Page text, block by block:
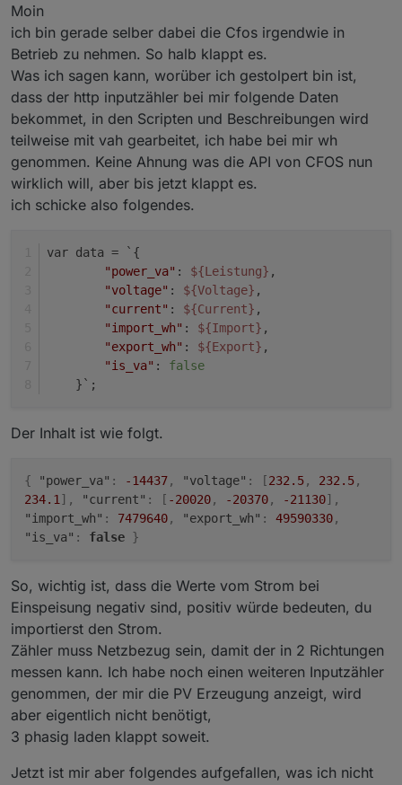
selber aus der Leistung die der Stromzähler ins
Die wichtigsten Zeilen aus dem Skript:
var Leistung  =
var Bezug  =
var Strom = Leistung  / (3 * 230)*1000; //
...
var data = `{
        "power_va": ${Leistung},
        "import_vah": ${Bezug},
"current": [${Strom}, ${Strom},
        "is_va": false
Für was wird der Bezug benötigt (import_vah)?
Ist es ok, dass Import und Export immer 0 sind?
Nun zu meinem Problem. Das Überschussladen
funktioniert nicht.
Bedeutet er zeigt eine Leistung an, die er
scheinbar dem Fahrzeug geben könnte, es wird
aber nichts geladen.
Er zeigt mir auch 3 Phasen an, obwohl ich
Wahl zwischen 1 und 3 Phasen.
Hier ist übrigens der User, der zum Laden
verwendet wird:
Der wird beim Laden auch angezeigt.
Ich habe einen weiteren Benutzer, der sich per
RFID anmelden kann und dort soll einfach mit
Moin
ich bin gerade selber dabei die Cfos irgendwie in
Betrieb zu nehmen. So halb klappt es.
Was ich sagen kann, worüber ich gestolpert bin ist,
dass der http inputzähler bei mir folgende Daten
bekommet, in den Scripten und Beschreibungen wird
teilweise mit vah gearbeitet, ich habe bei mir wh
genommen. Keine Ahnung was die API von CFOS nun
wirklich will, aber bis jetzt klappt es.
ich schicke also folgendes.
var data = `{
"power_va" : ${Leistung} ,
"voltage" : ${Voltage} ,
"current" : ${Current} ,
"import_wh" : ${Import} ,
"export_wh" : ${Export} ,
"is_va" : false
    }`;
Der Inhalt ist wie folgt.
{ "power_va" : -14437, "voltage" : [232.5, 232.5,
234.1 ] , "current" : [ -20020, -20370, -21130] ,
"import_wh" : 7479640, "export_wh" : 49590330,
"is_va" : false }
So, wichtig ist, dass die Werte vom Strom bei
Einspeisung negativ sind, positiv würde bedeuten, du
importierst den Strom.
Zähler muss Netzbezug sein, damit der in 2 Richtungen
messen kann. Ich habe noch einen weiteren Inputzähler
genommen, der mir die PV Erzeugung anzeigt, wird
aber eigentlich nicht benötigt,
3 phasig laden klappt soweit.
Jetzt ist mir aber folgendes aufgefallen, was ich nicht